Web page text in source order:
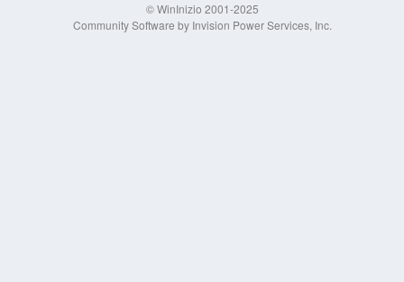
© WinInizio 2001-2025
Community Software by Invision Power Services, Inc.